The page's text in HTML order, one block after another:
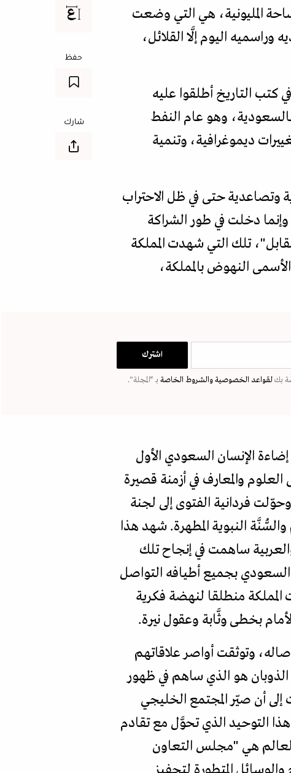
المليونية، هي التي وضعت
اليوم إلَّا القلائل،
كتب التاريخ أطلقوا عليه
وهو عام النفط
ديموغرافية، وتنمية
وتصاعدية حتى في ظل الاحتراب
دخلت في طور الشراكة
تلك التي شهدت المملكة
النهوض بالمملكة،
بكلقواعد الخصوصيةوالشروط الخاصة بـ “المجلة".
الإنسان السعودي الأول
والمعارف في أزمنة قصيرة
فردانية الفتوى إلى لجنة
النبوية المطهرة. شهد هذا
ساهمت في إنجاح تلك
السعودي بجميع أطيافه التواصل
المملكة منطلقا لنهضة فكرية
بخطى وثَّابة وعقول نيرة.
وتوثقت أواصر علاقاتهم
الذوبان هو الذي ساهم في ظهور
أن صيّر المجتمع الخليجي
التوحيد الذي تحوَّل مع تقادم
هي "مجلس التعاون
حفظ
شارك